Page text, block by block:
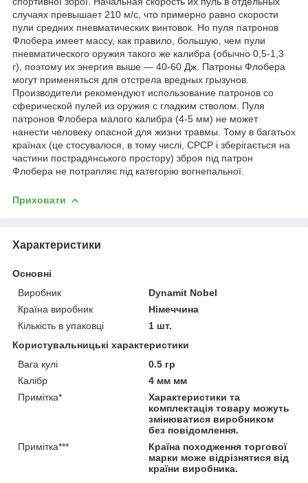
случаях превышает 210 м/с, что примерно равно скорости
пули средних пневматических винтовок. Но пуля патронов
Флобера имеет массу, как правило, большую, чем пули
пневматического оружия такого же калибра (обычно 0,5-1,3
г), поэтому их энергия выше — 40-60 Дж. Патроны Флобера
могут применяться для отстрела вредных грызунов.
Производители рекомендуют использование патронов со
сферической пулей из оружия с гладким стволом. Пуля
патронов Флобера малого калибра (4-5 мм) не может
нанести человеку опасной для жизни травмы. Тому в багатьох
країнах (це стосувалося, в тому числі, СРСР і зберігається на
частини пострадянського простору) зброя під патрон
Флобера не потрапляє під категорію вогнепальної.
Приховати
Характеристики
Основні
Виробник
Dynamit Nobel
Країна виробник
Німеччина
Кількість в упаковці
1 шт.
Користувальницькі характеристики
Вага кулі
0.5 гр
Калібр
4 мм мм
Примітка*
Характеристики та
комплектація товару можуть
змінюватися виробником
без повідомлення.
Примітка***
Країна походження торгової
марки може відрізнятися від
країни виробника.